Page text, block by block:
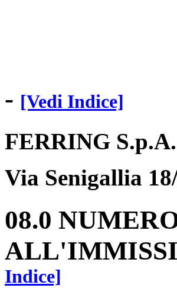
- [Vedi Indice]
FERRING S.p.A.
Via Senigallia
08.0
Indice]